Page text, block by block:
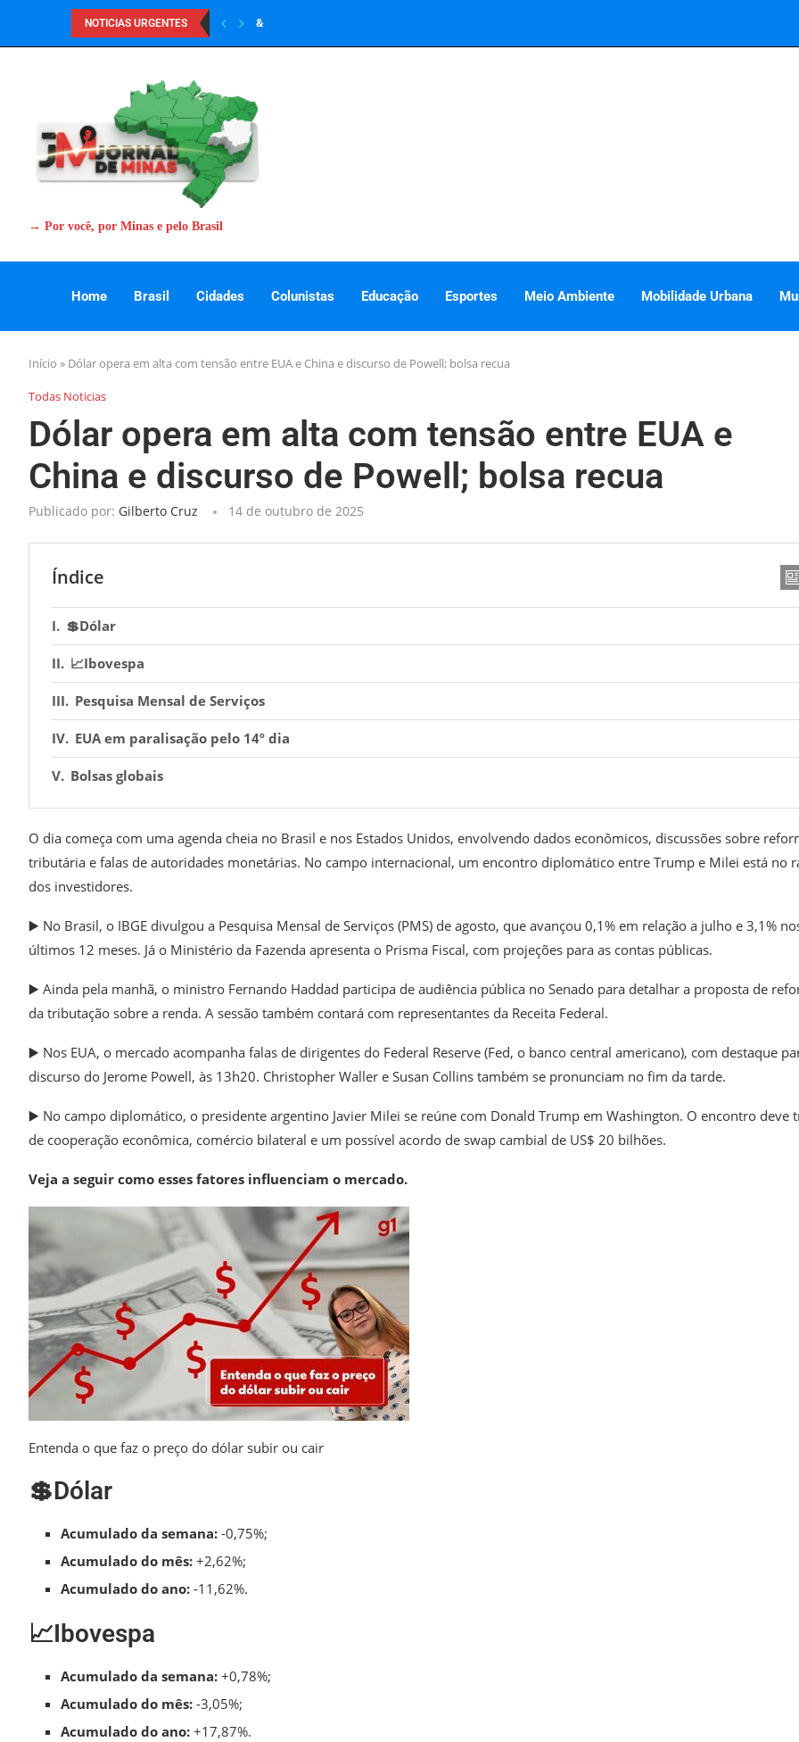
NOTICIAS URGENTES &
→ Por você, por Minas e pelo Brasil
Home Brasil Cidades Colunistas Educação Esportes Meio Ambiente Mobilidade Urbana
Início » Dólar opera em alta com tensão entre EUA e China e discurso de Powell; bolsa recua
Todas Noticias
Dólar opera em alta com tensão entre EUA e
China e discurso de Powell; bolsa recua
Publicado por: Gilberto Cruz 14 de outubro de 2025
Índice
💲Dólar
📈Ibovespa
Pesquisa Mensal de Serviços
EUA em paralisação pelo 14º dia
Bolsas globais
O dia começa com uma agenda cheia no Brasil e nos Estados Unidos, envolvendo dados econômicos, discussões sobre
tributária e falas de autoridades monetárias. No campo internacional, um encontro diplomático entre Trump e Milei está no
dos investidores.
▶️ No Brasil, o IBGE divulgou a Pesquisa Mensal de Serviços (PMS) de agosto, que avançou 0,1% em relação a julho e 3,1%
últimos 12 meses. Já o Ministério da Fazenda apresenta o Prisma Fiscal, com projeções para as contas públicas.
▶️ Ainda pela manhã, o ministro Fernando Haddad participa de audiência pública no Senado para detalhar a proposta de
da tributação sobre a renda. A sessão também contará com representantes da Receita Federal.
▶️ Nos EUA, o mercado acompanha falas de dirigentes do Federal Reserve (Fed, o banco central americano), com destaque
discurso do Jerome Powell, às 13h20. Christopher Waller e Susan Collins também se pronunciam no fim da tarde.
▶️ No campo diplomático, o presidente argentino Javier Milei se reúne com Donald Trump em Washington. O encontro deve
de cooperação econômica, comércio bilateral e um possível acordo de swap cambial de US$ 20 bilhões.
Veja a seguir como esses fatores influenciam o mercado.
Entenda o que faz o preço do dólar subir ou cair
💲Dólar
Acumulado da semana: -0,75%;
Acumulado do mês: +2,62%;
Acumulado do ano: -11,62%.
📈Ibovespa
Acumulado da semana: +0,78%;
Acumulado do mês: -3,05%;
Acumulado do ano: +17,87%.